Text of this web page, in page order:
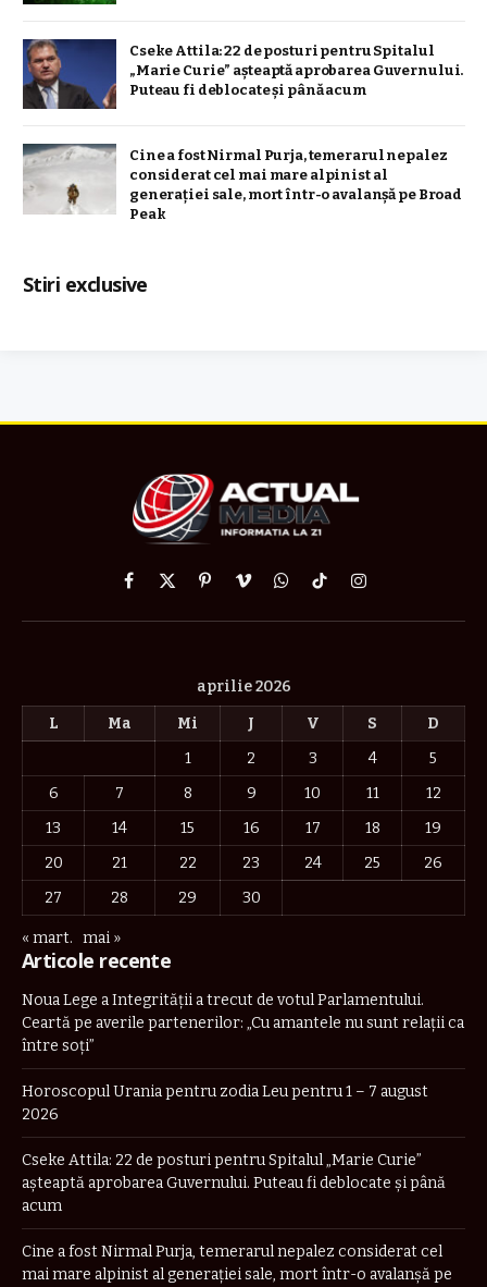
Cseke Attila: 22 de posturi pentru Spitalul
„Marie Curie” așteaptă aprobarea Guvernului.
Puteau fi deblocate și până acum
Cine a fost Nirmal Purja, temerarul nepalez
considerat cel mai mare alpinist al
generației sale, mort într-o avalanșă pe Broad
Peak
Stiri exclusive
Facebook
X
PinterestVimeoWhatsApp
TikTokInstagram
aprilie 2026
L
Ma Mi J V S
D
1
2 3 4
5
6
7 8 9 10 11
12
13
14 15 16 17 18
19
20
21 22 23 24 25
26
27
28 29 30
« mart. mai »
Articole recente
Noua Lege a Integrității a trecut de votul Parlamentului.
Ceartă pe averile partenerilor: „Cu amantele nu sunt relații ca
între soți”
Horoscopul Urania pentru zodia Leu pentru 1 – 7 august
2026
Cseke Attila: 22 de posturi pentru Spitalul „Marie Curie”
așteaptă aprobarea Guvernului. Puteau fi deblocate și până
acum
Cine a fost Nirmal Purja, temerarul nepalez considerat cel
mai mare alpinist al generației sale, mort într-o avalanșă pe